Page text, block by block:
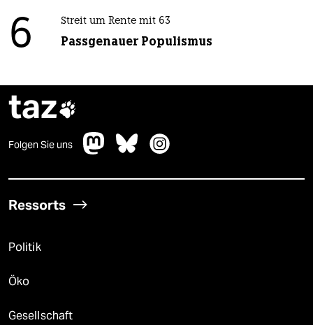
6 Streit um Rente mit 63
Passgenauer Populismus
taz
Folgen Sie uns
Ressorts
Politik
Öko
Gesellschaft